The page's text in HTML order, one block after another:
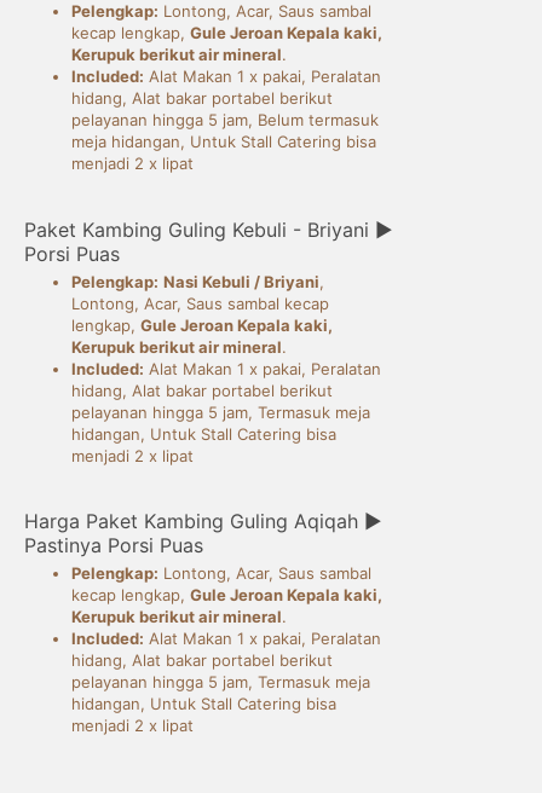
Pelengkap: Lontong, Acar, Saus sambal
kecap lengkap, Gule Jeroan Kepala kaki,
Kerupuk berikut air mineral.
Included: Alat Makan 1 x pakai, Peralatan
hidang, Alat bakar portabel berikut
pelayanan hingga 5 jam, Belum termasuk
meja hidangan, Untuk Stall Catering bisa
menjadi 2 x lipat
Paket Kambing Guling Kebuli - Briyani ►
Porsi Puas
Pelengkap: Nasi Kebuli / Briyani,
Lontong, Acar, Saus sambal kecap
lengkap, Gule Jeroan Kepala kaki,
Kerupuk berikut air mineral.
Included: Alat Makan 1 x pakai, Peralatan
hidang, Alat bakar portabel berikut
pelayanan hingga 5 jam, Termasuk meja
hidangan, Untuk Stall Catering bisa
menjadi 2 x lipat
Harga Paket Kambing Guling Aqiqah ►
Pastinya Porsi Puas
Pelengkap: Lontong, Acar, Saus sambal
kecap lengkap, Gule Jeroan Kepala kaki,
Kerupuk berikut air mineral.
Included: Alat Makan 1 x pakai, Peralatan
hidang, Alat bakar portabel berikut
pelayanan hingga 5 jam, Termasuk meja
hidangan, Untuk Stall Catering bisa
menjadi 2 x lipat